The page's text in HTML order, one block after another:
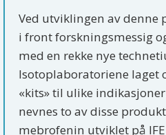
Ved utviklingen av denne
i front forskningsmessig
med en rekke nye
Isotoplaboratoriene laget
«kits» til ulike
nevnes to av disse
mebrofenin utviklet på